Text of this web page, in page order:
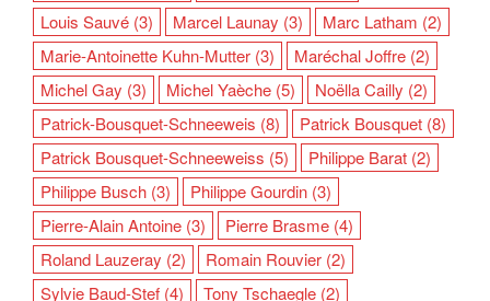
Louis Sauvé (3) Marcel Launay (3) Marc Latham (2)
Marie-Antoinette Kuhn-Mutter (3) Maréchal Joffre (2)
Michel Gay (3) Michel Yaèche (5) Noëlla Cailly (2)
Patrick-Bousquet-Schneeweis (8) Patrick Bousquet (8)
Patrick Bousquet-Schneeweiss (5) Philippe Barat (2)
Philippe Busch (3) Philippe Gourdin (3)
Pierre-Alain Antoine (3) Pierre Brasme (4)
Roland Lauzeray (2) Romain Rouvier (2)
Sylvie Baud-Stef (4) Tony Tschaegle (2)